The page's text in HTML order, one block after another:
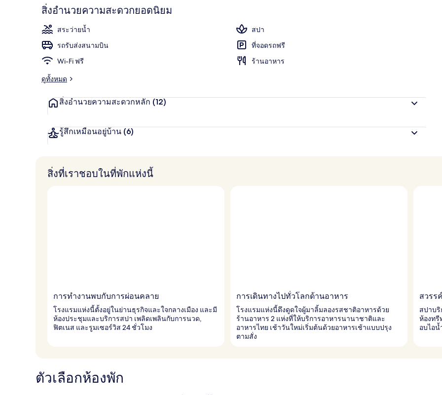
สิ่งอำนวยความสะดวกยอดนิยม
สระว่ายน้ำ
สปา
รถรับส่งสนามบิน
ที่จอดรถฟรี
Wi-Fi ฟรี
ร้านอาหาร
ดูทั้งหมด
สิ่งอำนวยความสะดวกหลัก (12)
รู้สึกเหมือนอยู่บ้าน (6)
สิ่งที่เราชอบในที่พักแห่งนี้
การทำงานพบกับการผ่อนคลาย
โรงแรมแห่งนี้ตั้งอยู่ในย่านธุรกิจและใจกลางเมือง และมี
ห้องประชุมและบริการสปา เพลิดเพลินกับการนวด,
ฟิตเนส และรูมเซอร์วิส 24 ชั่วโมง
การเดินทางไปทั่วโลกด้านอาหาร
โรงแรมแห่งนี้ดึงดูดใจผู้มาลิ้มลองรสชาติอาหารด้วย
ร้านอาหาร 2 แห่งที่ให้บริการอาหารนานาชาติและ
อาหารไทย เช้าวันใหม่เริ่มต้นด้วยอาหารเช้าแบบปรุง
ตามสั่ง
สวรร
สปาบ
ห้องทรี
อบไอ
ตัวเลือกห้องพัก